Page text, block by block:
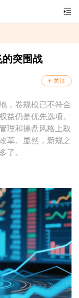
突围战
，卷规模已不符合
仍是优先选项。
理和操盘风格上取
革。显然，新规之
了。